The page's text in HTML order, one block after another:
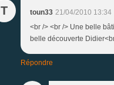
T toun33 21/04/2010 13:34
<br /> <br /> Une belle
belle découverte
Répondre